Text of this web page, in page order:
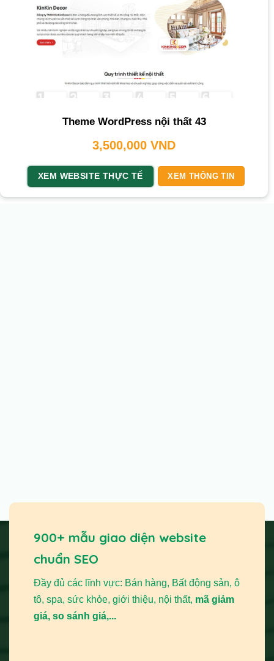
Theme WordPress nội thất 43
3,500,000 VND
XEM WEBSITE THỰC TẾ XEM THÔNG TIN
900+ mẫu giao diện website
chuẩn SEO
Đầy đủ các lĩnh vực: Bán hàng, Bất động sản, ô
tô, spa, sức khỏe, giới thiệu, nội thất, mã giảm
giá, so sánh giá,...